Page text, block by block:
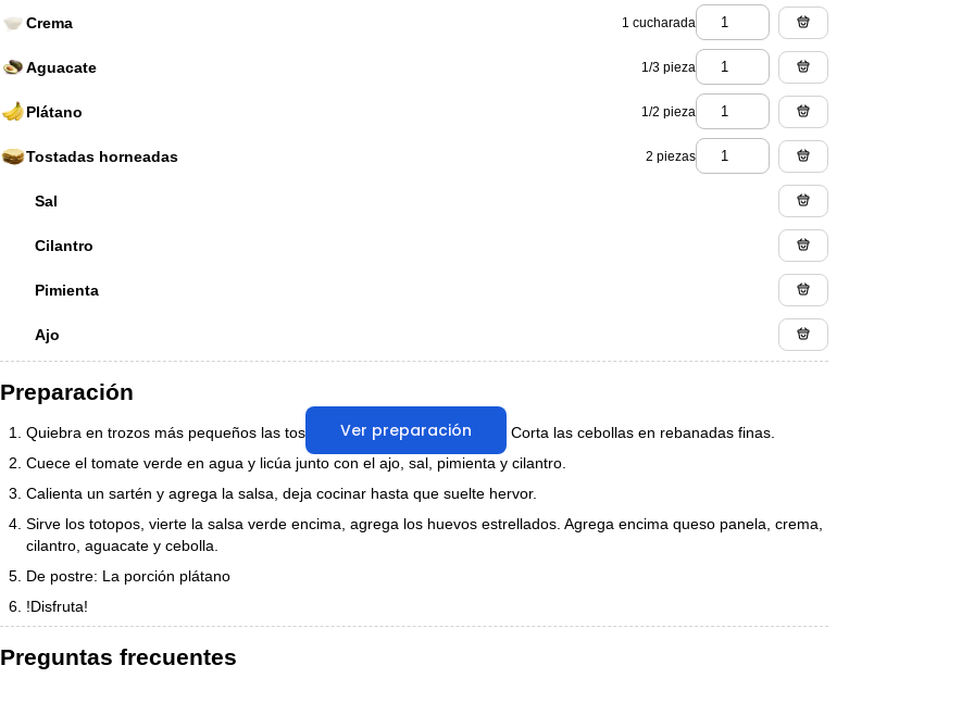
Crema 1 cucharada
Aguacate 1/3 pieza
Plátano 1/2 pieza
Tostadas horneadas 2 piezas
Sal
Cilantro
Pimienta
Ajo
Ver preparación
Preparación
Quiebra en trozos más pequeños las tostadas, que parezcan totopos. Corta las cebollas en rebanadas finas.
Cuece el tomate verde en agua y licúa junto con el ajo, sal, pimienta y cilantro.
Calienta un sartén y agrega la salsa, deja cocinar hasta que suelte hervor.
Sirve los totopos, vierte la salsa verde encima, agrega los huevos estrellados. Agrega encima queso panela, crema,
cilantro, aguacate y cebolla.
De postre: La porción plátano
!Disfruta!
Preguntas frecuentes